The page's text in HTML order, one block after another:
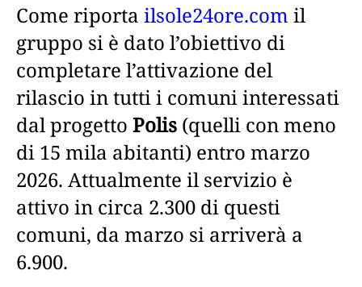
Come riporta ilsole24ore.com il
gruppo si è dato l’obiettivo di
completare l’attivazione del
rilascio in tutti i comuni interessati
dal progetto Polis (quelli con meno
di 15 mila abitanti) entro marzo
2026. Attualmente il servizio è
attivo in circa 2.300 di questi
comuni, da marzo si arriverà a
6.900.